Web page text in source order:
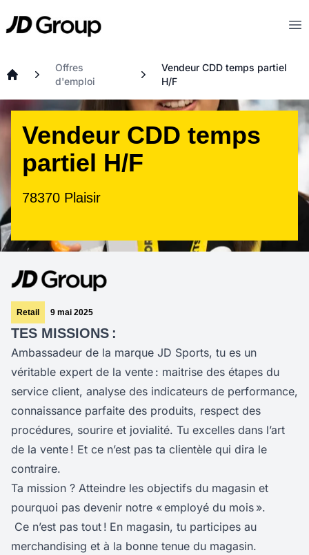
JD
Offres
d'emploi
Vendeur CDD temps partiel
H/F
Vendeur CDD temps
partiel H/F
78370 Plaisir
Retail 9 mai 2025
TES MISSIONS :
Ambassadeur de la marque JD Sports, tu es un
véritable expert de la vente : maitrise des étapes du
service client, analyse des indicateurs de performance,
connaissance parfaite des produits, respect des
procédures, sourire et jovialité. Tu excelles dans l’art
de la vente ! Et ce n’est pas ta clientèle qui dira le
contraire.
Ta mission ? Atteindre les objectifs du magasin et
pourquoi pas devenir notre « employé du mois ».
Ce n’est pas tout ! En magasin, tu participes au
merchandising et à la bonne tenue du magasin.